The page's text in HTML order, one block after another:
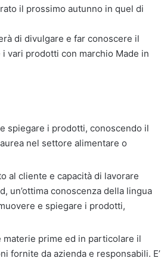
il prossimo autunno in quel di
di divulgare e far conoscere il
vari prodotti con marchio Made in
spiegare i prodotti, conoscendo il
nel settore alimentare o
al cliente e capacità di lavorare
un’ottima conoscenza della lingua
e spiegare i prodotti,
prime ed in particolare il
fornite da azienda e responsabili. E’